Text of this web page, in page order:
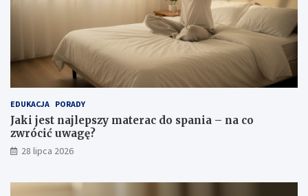
EDUKACJA PORADY
Jaki jest najlepszy materac do spania – na co
zwrócić uwagę?
28 lipca 2026